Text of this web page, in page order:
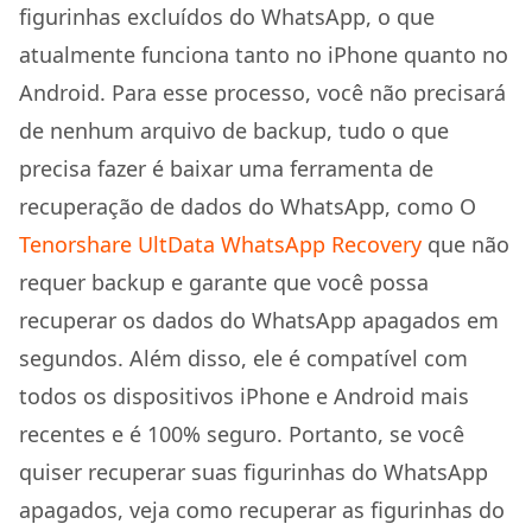
figurinhas excluídos do WhatsApp, o que
atualmente funciona tanto no iPhone quanto no
Android. Para esse processo, você não precisará
de nenhum arquivo de backup, tudo o que
precisa fazer é baixar uma ferramenta de
recuperação de dados do WhatsApp, como O
Tenorshare UltData WhatsApp Recovery que não
requer backup e garante que você possa
recuperar os dados do WhatsApp apagados em
segundos. Além disso, ele é compatível com
todos os dispositivos iPhone e Android mais
recentes e é 100% seguro. Portanto, se você
quiser recuperar suas figurinhas do WhatsApp
apagados, veja como recuperar as figurinhas do